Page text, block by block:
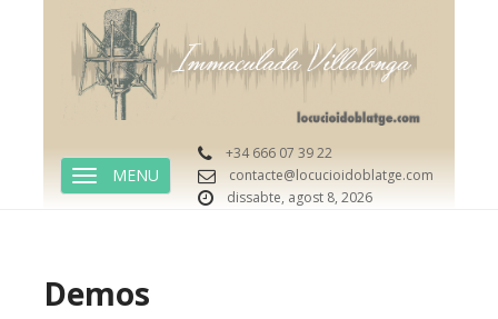
TOGGLE NAVIGATION
+34 666 07 39 22
contacte@locucioidoblatge.com
dissabte, agost 8, 2026
Demos